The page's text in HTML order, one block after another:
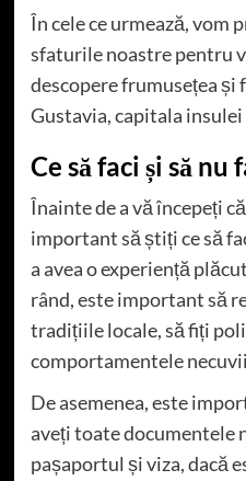
În cele ce urmează, vom
sfaturile noastre pentru
descopere frumusețea și
Gustavia, capitala
Ce să faci și să nu
Înainte de a vă începeți
important să știți ce să
a avea o experiență
rând, este important să
tradițiile locale, să fiți
comportamentele
De asemenea, este
aveți toate documentele
pașaportul și viza, dacă